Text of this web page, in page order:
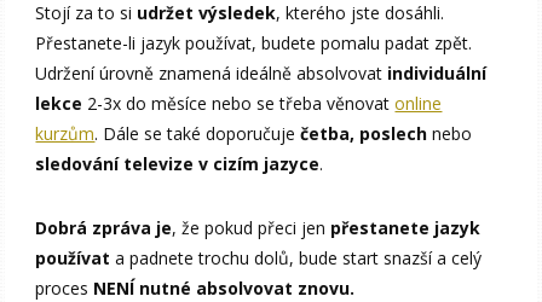
Stojí za to si udržet výsledek, kterého jste dosáhli.
Přestanete-li jazyk používat, budete pomalu padat zpět.
Udržení úrovně znamená ideálně absolvovat individuální
lekce 2-3x do měsíce nebo se třeba věnovatonline
kurzům. Dále se také doporučuječetba, poslech nebo
sledování televize v cizím jazyce.
Dobrá zpráva je, že pokud přeci jen přestanete jazyk
používat a padnete trochu dolů, bude start snazší a celý
proces NENÍ nutné absolvovat znovu.